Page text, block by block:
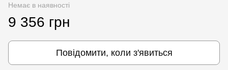
Немає в наявності
9 356 грн
Повідомити, коли з'явиться